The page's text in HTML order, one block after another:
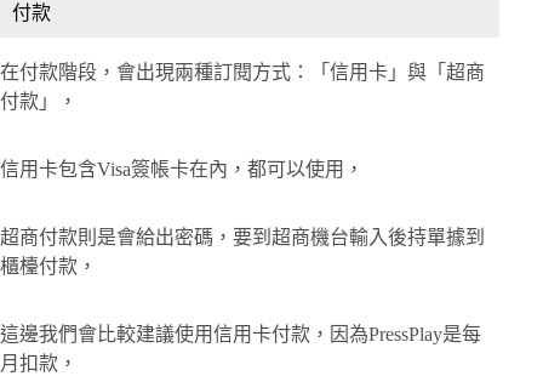
付款
在付款階段，會出現兩種訂閱方式：「信用卡」與「超商
付款」，
信用卡包含Visa簽帳卡在內，都可以使用，
超商付款則是會給出密碼，要到超商機台輸入後持單據到
櫃檯付款，
這邊我們會比較建議使用信用卡付款，因為PressPlay是每
月扣款，